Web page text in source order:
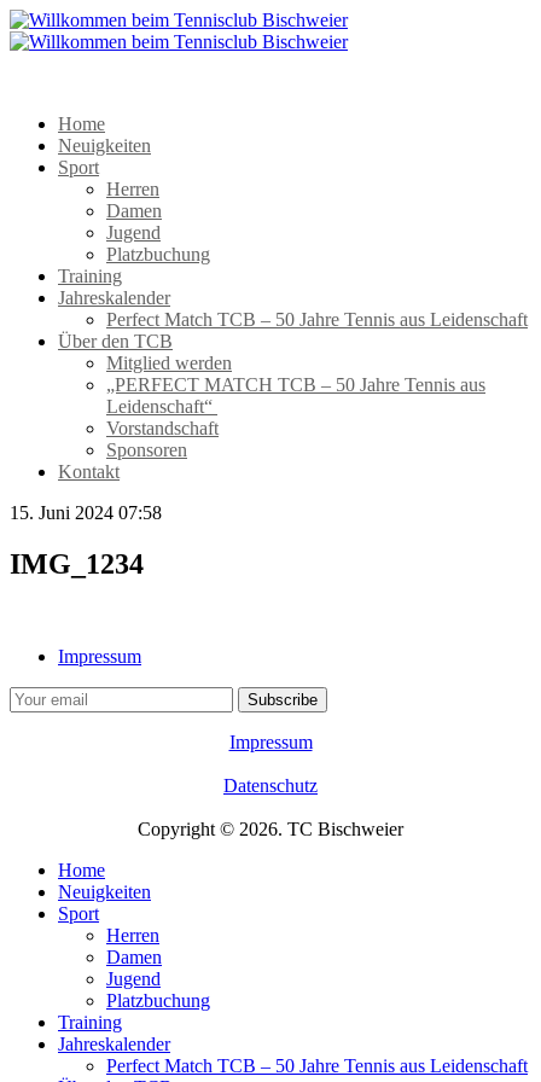
Home
Neuigkeiten
Sport
Herren
Damen
Jugend
Platzbuchung
Training
Jahreskalender
Perfect Match TCB – 50 Jahre Tennis aus Leidenschaft
Über den TCB
Mitglied werden
„PERFECT MATCH TCB – 50 Jahre Tennis aus
Leidenschaft“
Vorstandschaft
Sponsoren
Kontakt
15. Juni 2024 07:58
IMG_1234
Impressum
Impressum
Datenschutz
Copyright © 2026. TC Bischweier
Home
Neuigkeiten
Sport
Herren
Damen
Jugend
Platzbuchung
Training
Jahreskalender
Perfect Match TCB – 50 Jahre Tennis aus Leidenschaft